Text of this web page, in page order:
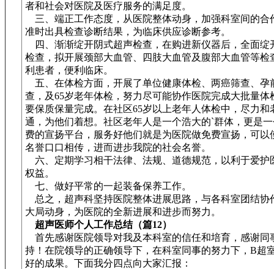
者和社会对医院及医疗服务的满足度。
三、端正工作态度，从医院整体动身，加强科室间的合
准时出具检查诊断结果，为临床供应诊断参考。
四、渐渐绽开阴式超声检查，在购进新仪器后，全面绽
检查，拟开展颈部大血管、四肢大血管及腹部大血管等检
利患者，便利临床。
五、在体检方面，开展了单位健康体检、两癌筛查、孕
查，及65岁老年体检，努力尽可能协作医院完成大批量体
要保质保量完成。在社区65岁以上老年人体检中，尽力和
通，为他们着想。社区老年人是一个浩大的`群体，更是
费的宣扬平台，服务好他们就是为医院做免费宣扬，可以
名誉口口相传，进而进步我院的社会名誉。
六、定期学习相干法律、法规、道德规范，以利于爱护
权益。
七、做好平常的一起装备保养工作。
总之，超声科坚持医院整体进展思路，与各科室团结协
大局动身，为医院的全新进展和进步而努力。
超声医师个人工作总结（篇12）
首先感谢医院领导对我及本科室的信任和培育，感谢同
持！在院领导的正确领导下，在科室同事的努力下，B超
好的成果。下面我分四点向大家汇报：